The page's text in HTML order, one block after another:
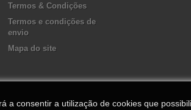
Termos & Condições
Termos e condições de
envio
Mapa do site
a consentir a utilização de cookies que